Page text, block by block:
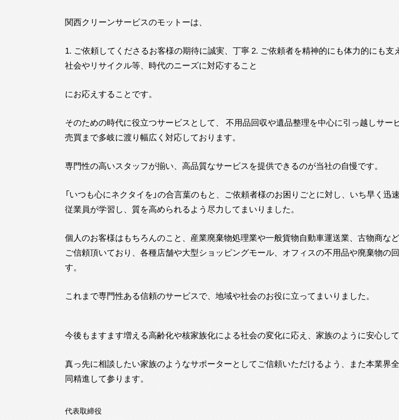
関西クリーンサービスのモットーは、
1. ご依頼してくださるお客様の期待に誠実、丁寧 2. ご依頼者を精神的にも体力的にも
社会やリサイクル等、時代のニーズに対応すること
にお応えすることです。
そのための時代に役立つサービスとして、 不用品回収や遺品整理を中心に引っ越しサ
売買まで多岐に渡り幅広く対応しております。
専門性の高いスタッフが揃い、高品質なサービスを提供できるのが当社の自慢です。
「いつも心にネクタイを」の合言葉のもと、ご依頼者様のお困りごとに対し、いち早く
従業員が学習し、質を高められるよう尽力してまいりました。
個人のお客様はもちろんのこと、産業廃棄物処理業や一般貨物自動車運送業、古物商な
ご信頼頂いており、各種店舗や大型ショッピングモール、オフィスの不用品や廃棄物の
す。
これまで専門性ある信頼のサービスで、地域や社会のお役に立ってまいりました。
今後もますます増える高齢化や核家族化による社会の変化に応え、家族のように安心し
真っ先に相談したい家族のようなサポーターとしてご信頼いただけるよう、また本業界
同精進して参ります。
代表取締役